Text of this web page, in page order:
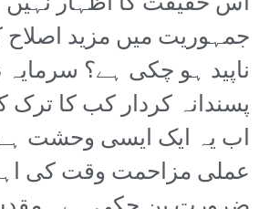
جمہوریت میں مزید
ناپید ہو چکی ہے؟ سرمایہ
پسندانہ کردار کب کا
اب یہ ایک ایسی وحشت
عملی مزاحمت وقت کی